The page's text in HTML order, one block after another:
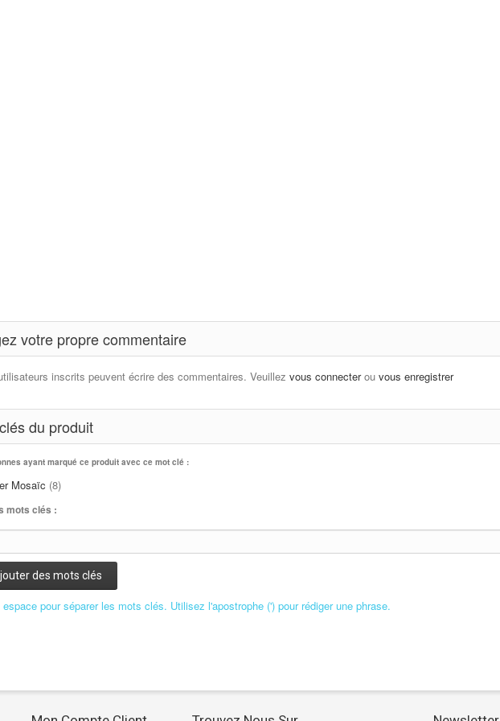
votre propre commentaire
inscrits peuvent écrire des commentaires. Veuillez vous connecterou vous enregistrer
du produit
ayant marqué ce produit avec ce mot clé :
Mosaïc (8)
mots clés :
des mots clés
pour séparer les mots clés. Utilisez l'apostrophe (') pour rédiger une phrase.